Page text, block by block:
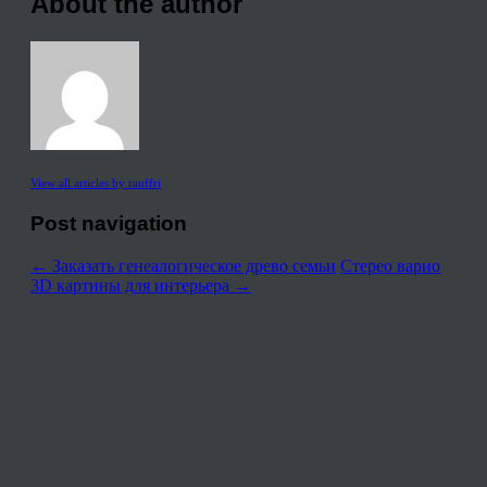
View all articles by rauffri
Post navigation
← Заказать генеалогическое древо семьи Стерео варио
3D картины для интерьера →